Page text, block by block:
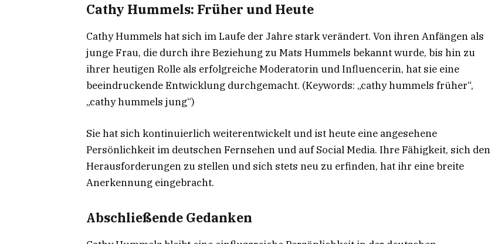
Cathy Hummels: Früher und Heute
Cathy Hummels hat sich im Laufe der Jahre stark verändert. Von ihren Anfängen als
junge Frau, die durch ihre Beziehung zu Mats Hummels bekannt wurde, bis hin zu
ihrer heutigen Rolle als erfolgreiche Moderatorin und Influencerin, hat sie eine
beeindruckende Entwicklung durchgemacht. (Keywords: „cathy hummels früher“,
„cathy hummels jung“)
Sie hat sich kontinuierlich weiterentwickelt und ist heute eine angesehene
Persönlichkeit im deutschen Fernsehen und auf Social Media. Ihre Fähigkeit, sich den
Herausforderungen zu stellen und sich stets neu zu erfinden, hat ihr eine breite
Anerkennung eingebracht.
Abschließende Gedanken